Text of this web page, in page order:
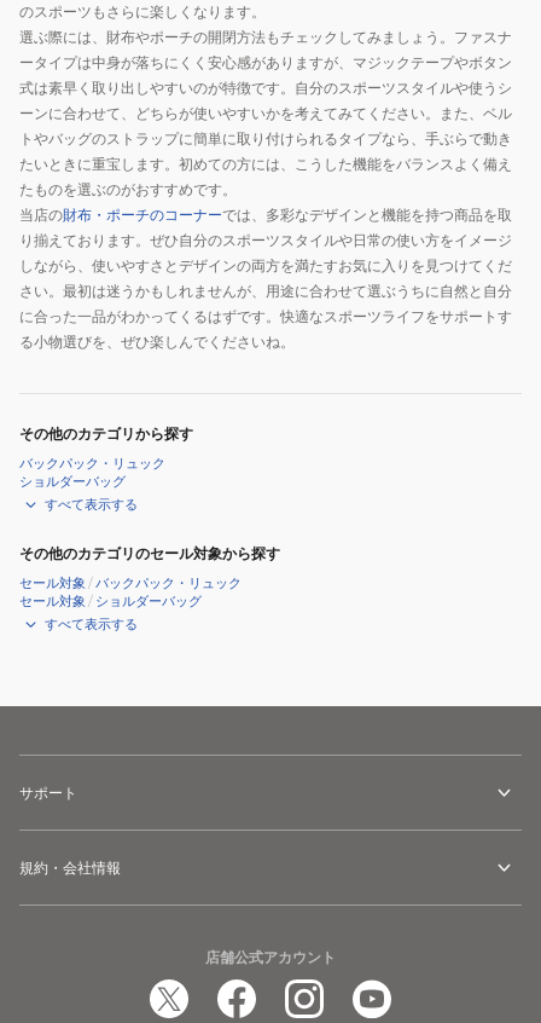
のスポーツもさらに楽しくなります。
選ぶ際には、財布やポーチの開閉方法もチェックしてみましょう。ファスナ
ータイプは中身が落ちにくく安心感がありますが、マジックテープやボタン
式は素早く取り出しやすいのが特徴です。自分のスポーツスタイルや使うシ
ーンに合わせて、どちらが使いやすいかを考えてみてください。また、ベル
トやバッグのストラップに簡単に取り付けられるタイプなら、手ぶらで動き
たいときに重宝します。初めての方には、こうした機能をバランスよく備え
たものを選ぶのがおすすめです。
当店の財布・ポーチのコーナーでは、多彩なデザインと機能を持つ商品を取
り揃えております。ぜひ自分のスポーツスタイルや日常の使い方をイメージ
しながら、使いやすさとデザインの両方を満たすお気に入りを見つけてくだ
さい。最初は迷うかもしれませんが、用途に合わせて選ぶうちに自然と自分
に合った一品がわかってくるはずです。快適なスポーツライフをサポートす
る小物選びを、ぜひ楽しんでくださいね。
その他のカテゴリから探す
バックパック・リュック
ショルダーバッグ
すべて表示する
その他のカテゴリのセール対象から探す
セール対象 /バックパック・リュック
セール対象 / ショルダーバッグ
すべて表示する
サポート
規約・会社情報
店舗公式アカウント